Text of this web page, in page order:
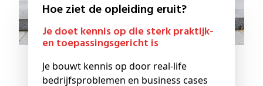
Hoe ziet de opleiding eruit?
Je doet kennis op die sterk praktijk-
en toepassingsgericht is
Je bouwt kennis op door real-life
bedrijfsproblemen en business cases